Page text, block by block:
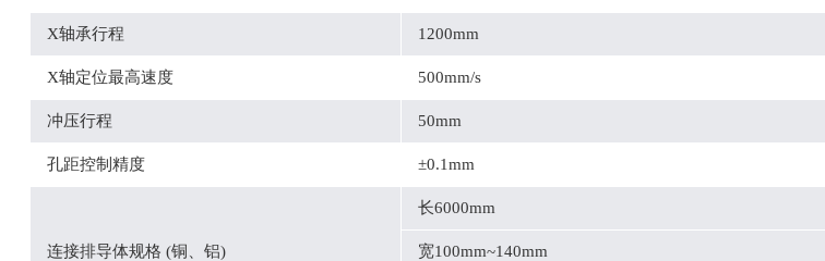
X轴承行程 1200mm
X轴定位最高速度 500mm/s
冲压行程 50mm
孔距控制精度 ±0.1mm
连接排导体规格 (铜、铝)
长6000mm
宽100mm~140mm